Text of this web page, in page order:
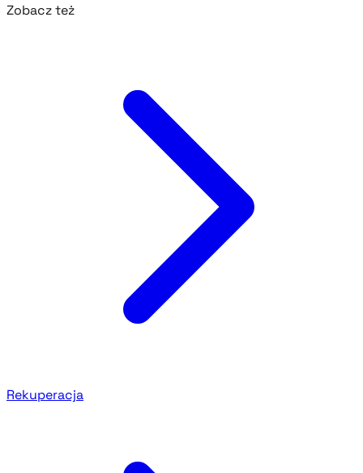
Zobacz też
Rekuperacja